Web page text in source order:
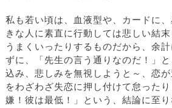
私も若い頃は、血液型や、カードに
きな人に素直に行動しては悲しい結
うまくいったりするものだから、余
ずに、「先生の言う通りなのだ！」
込み、悲しみを無視しようと～、恋
をわざわざ失恋に押し付けて怠った
嫌！彼は最低！」という、結論に至